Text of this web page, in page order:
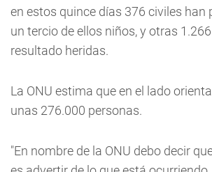
en estos quince días 376 civiles han
un tercio de ellos niños, y otras
resultado heridas.
La ONU estima que en el lado
unas 276.000 personas.
"En nombre de la ONU debo decir